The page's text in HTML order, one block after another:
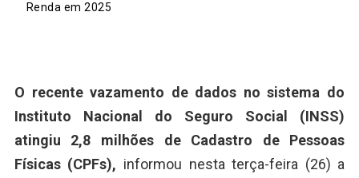
Renda em 2025
O recente vazamento de dados no sistema do
Instituto Nacional do Seguro Social (INSS)
atingiu 2,8 milhões de Cadastro de Pessoas
Físicas (CPFs), informou nesta terça-feira (26) a